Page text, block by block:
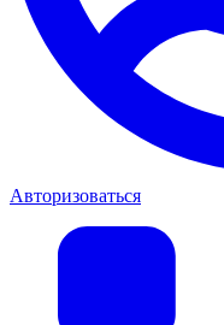
Авторизоваться